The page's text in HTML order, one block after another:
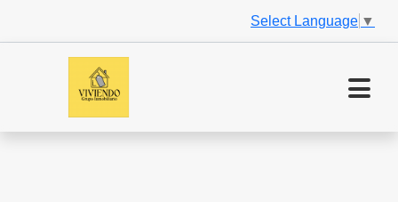
Select Language ▼